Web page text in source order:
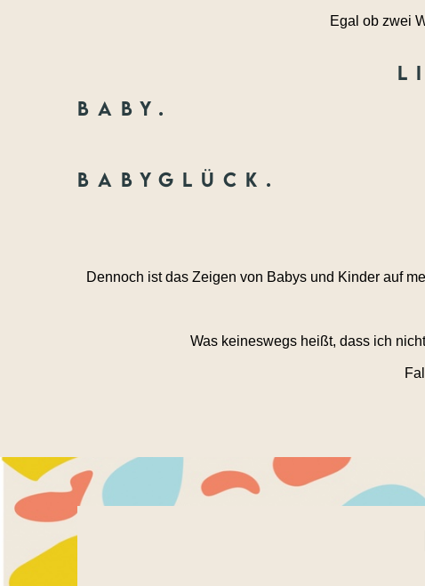
Egal ob zwei
Baby.
Babyglück.
Dennoch ist das Zeigen von Babys und Kinder auf
Was keineswegs heißt, dass ich